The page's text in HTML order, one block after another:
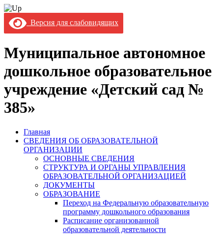
Версия для слабовидящих
Муниципальное автономное
дошкольное образовательное
учреждение «Детский сад №
385»
Главная
СВЕДЕНИЯ ОБ ОБРАЗОВАТЕЛЬНОЙ
ОРГАНИЗАЦИИ
ОСНОВНЫЕ СВЕДЕНИЯ
СТРУКТУРА И ОРГАНЫ УПРАВЛЕНИЯ
ОБРАЗОВАТЕЛЬНОЙ ОРГАНИЗАЦИЕЙ
ДОКУМЕНТЫ
ОБРАЗОВАНИЕ
Переход на Федеральную образовательную
программу дошкольного образования
Расписание организованной
образовательной деятельности